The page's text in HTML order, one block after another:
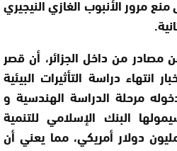
مرور الأنبوب الغازي النيجيري
من داخل الجزائر، أن قصر
انتهاء دراسة التأثيرات البيئية
مرحلة الدراسة الهندسية و
البنك الإسلامي للتنمية
مالي قدره 29.75 مليون دولار أمريكي، مما يعني أن